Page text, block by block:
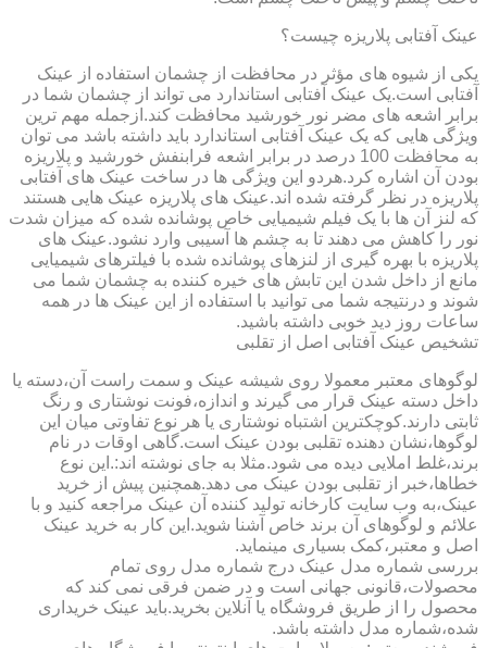
عینک آفتابی پلاریزه چیست؟
یکی از شیوه های مؤثر در محافظت از چشمان استفاده از عینک
آفتابی است.یک عینک آفتابی استاندارد می تواند از چشمان شما در
برابر اشعه های مضر نور خورشید محافظت کند.ازجمله مهم ترین
ویژگی هایی که یک عینک آفتابی استاندارد باید داشته باشد می توان
به محافظت 100 درصد در برابر اشعه فرابنفش خورشید و پلاریزه
بودن آن اشاره کرد.هردو این ویژگی ها در ساخت عینک های آفتابی
پلاریزه در نظر گرفته شده اند.عینک های پلاریزه عینک هایی هستند
که لنز آن ها با یک فیلم شیمیایی خاص پوشانده شده که میزان شدت
نور را کاهش می دهند تا به چشم ها آسیبی وارد نشود.عینک های
پلاریزه با بهره گیری از لنزهای پوشانده شده با فیلترهای شیمیایی
مانع از داخل شدن این تابش های خیره کننده به چشمان شما می
شوند و درنتیجه شما می توانید با استفاده از این عینک ها در همه
ساعات روز دید خوبی داشته باشید.
تشخیص عینک آفتابی اصل از تقلبی
لوگوهای معتبر معمولا روی شیشه عینک و سمت راست آن،دسته یا
داخل دسته عینک قرار می گیرند و اندازه،فونت نوشتاری و رنگ
ثابتی دارند.کوچکترین اشتباه نوشتاری یا هر نوع تفاوتی میان این
لوگوها،نشان دهنده تقلبی بودن عینک است.گاهی اوقات در نام
برند،غلط املایی دیده می شود.مثلا به جای نوشته اند:.این نوع
خطاها،خبر از تقلبی بودن عینک می دهد.همچنین پیش از خرید
عینک،به وب سایت کارخانه تولید کننده آن عینک مراجعه کنید و با
علائم و لوگوهای آن برند خاص آشنا شوید.این کار به خرید عینک
اصل و معتبر،کمک بسیاری مینماید.
بررسی شماره مدل عینک درج شماره مدل روی تمام
محصولات،قانونی جهانی است و در ضمن فرقی نمی کند که
محصول را از طریق فروشگاه یا آنلاین بخرید.باید عینک خریداری
شده،شماره مدل داشته باشد.